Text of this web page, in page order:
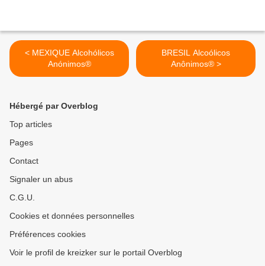
< MEXIQUE Alcohólicos
Anónimos®
BRESIL Alcoólicos
Anônimos® >
Hébergé par Overblog
Top articles
Pages
Contact
Signaler un abus
C.G.U.
Cookies et données personnelles
Préférences cookies
Voir le profil de kreizker sur le portail Overblog